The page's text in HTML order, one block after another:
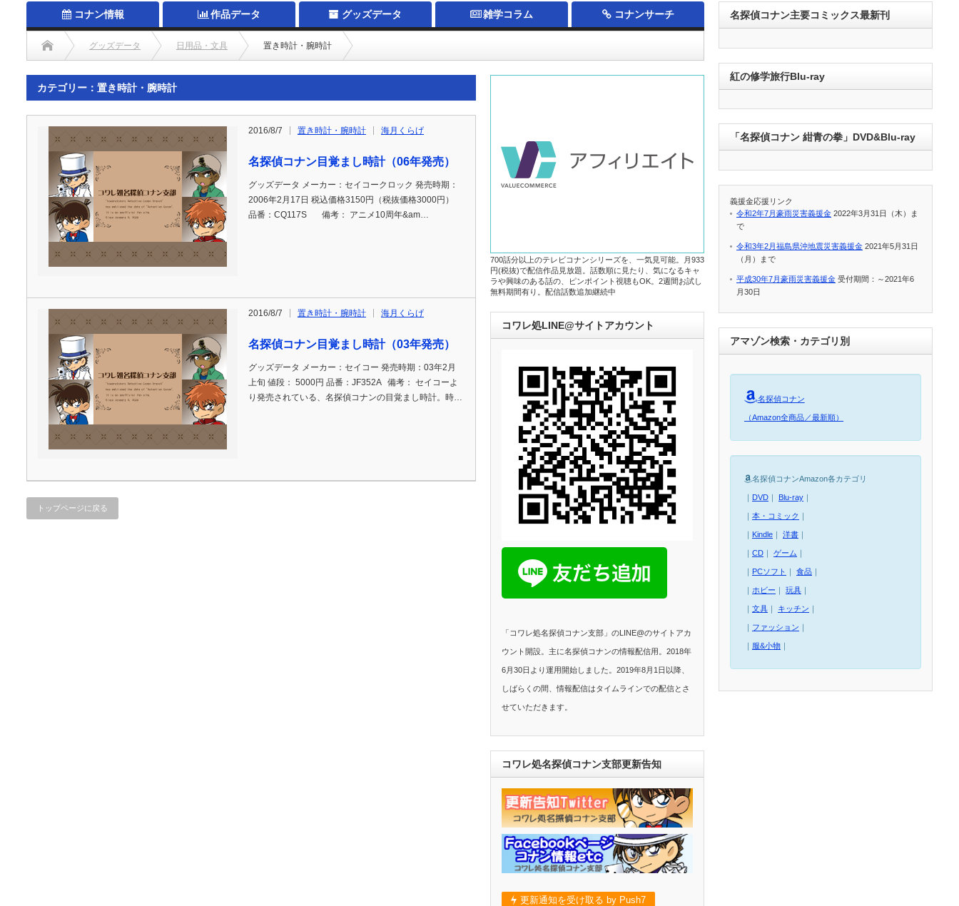
コナン情報 作品データ グッズデータ 雑学コラム コナンサーチ
グッズデータ 日用品・文具 置き時計・腕時計
カテゴリー：置き時計・腕時計
2016/8/7 置き時計・腕時計 海月くらげ
名探偵コナン目覚まし時計（06年発売）
グッズデータ メーカー：セイコークロック 発売時期：
2006年2月17日 税込価格3150円（税抜価格3000円）
品番：CQ117S 備考： アニメ10周年&am…
2016/8/7 置き時計・腕時計 海月くらげ
名探偵コナン目覚まし時計（03年発売）
グッズデータ メーカー：セイコー 発売時期：03年2月
上旬 値段： 5000円 品番：JF352A 備考： セイコーよ
り発売されている、名探偵コナンの目覚まし時計。時…
トップページに戻る
700話分以上のテレビコナンシリーズを、一気見可能。月933
円(税抜)で配信作品見放題。話数順に見たり、気になるキャ
ラや興味のある話の、ピンポイント視聴もOK。2週間お試し
無料期間有り。配信話数追加継続中
コワレ処LINE@サイトアカウント
「コワレ処名探偵コナン支部」のLINE@のサイトアカ
ウント開設。主に名探偵コナンの情報配信用。2018年
6月30日より運用開始しました。2019年8月1日以降、
しばらくの間、情報配信はタイムラインでの配信とさ
せていただきます。
コワレ処名探偵コナン支部更新告知
更新通知を受け取る by Push7
名探偵コナン主要コミックス最新刊
紅の修学旅行Blu-ray
「名探偵コナン 紺青の拳」DVD&Blu-ray
義援金応援リンク
令和2年7月豪雨災害義援金 2022年3月31日（木）ま
で
令和3年2月福島県沖地震災害義援金 2021年5月31日
（月）まで
平成30年7月豪雨災害義援金 受付期間：～2021年6
月30日
アマゾン検索・カテゴリ別
名探偵コナン
（Amazon全商品／最新順）
名探偵コナンAmazon各カテゴリ
｜ DVD ｜ Blu-ray ｜
｜ 本・コミック ｜
｜ Kindle ｜ 洋書 ｜
｜ CD ｜ ゲーム ｜
｜ PCソフト ｜ 食品 ｜
｜ ホビー ｜ 玩具 ｜
｜ 文具 ｜ キッチン ｜
｜ ファッション ｜
｜ 服&小物 ｜